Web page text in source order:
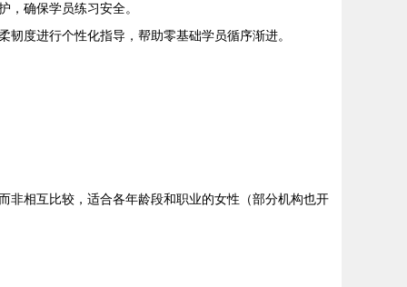
确保学员练习安全。
度进行个性化指导，帮助零基础学员循序渐进。
非相互比较，适合各年龄段和职业的女性（部分机构也开